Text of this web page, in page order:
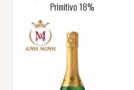
Primitivo 18%